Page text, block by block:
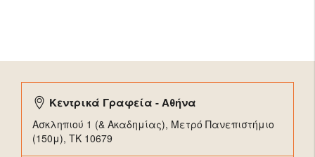
Κεντρικά Γραφεία - Αθήνα
Ασκληπιού 1 (& Ακαδημίας), Μετρό Πανεπιστήμιο
(150μ), TK 10679